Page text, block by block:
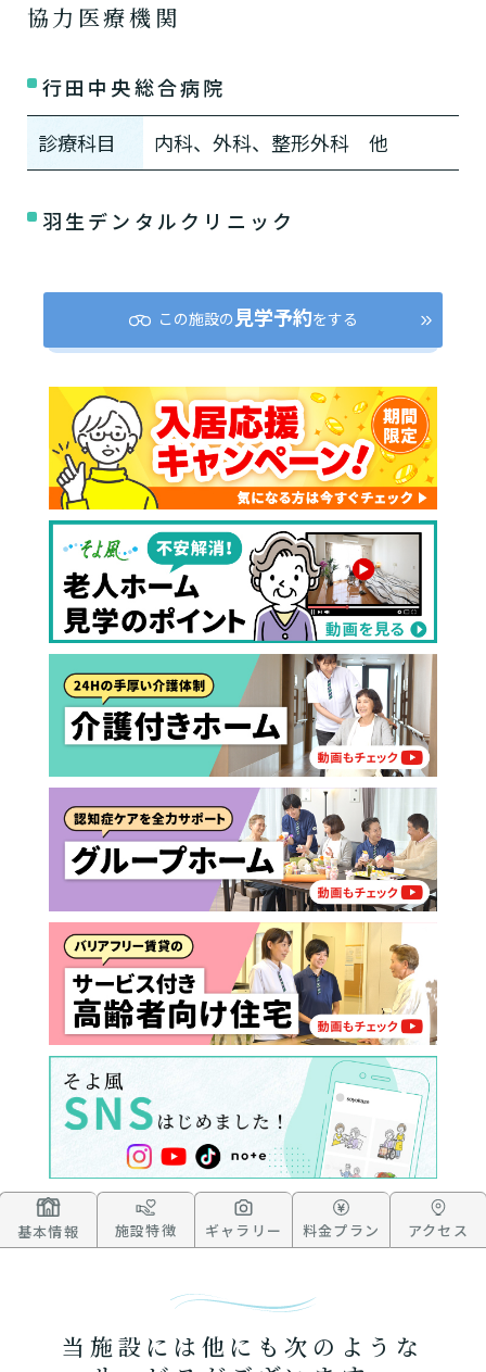
協力医療機関
行田中央総合病院
診療科目
内科、外科、整形外科 他
羽生デンタルクリニック
この施設の 見学予約をする
基本情報 施設特徴 ギャラリー 料金プラン アクセス
当施設には他にも次のような
あなたに適しているのは?
「どのサービスを使ったらいいのかわからな
最大4つの質問に答えていただくだけ
で、おすすめの介護保険サービスを紹介しま
す。
診断スタート
要介護１～５、いずれかの判定を受
けていますか？
はい
いいえ or
非該当(自立)
と判定された
を使いたいですか？
老人ホームなどの施設に移り住みた
いですか？
自宅で生活しながら
使いたい
施設へ移り住みたい
現在、日常生活を送るうえで誰かの
介護などサポートが必要ですか？
必要
たいですか？
介護施設へ通いたいですか？
通いたい
来てもらいたい
認知症の診断を受けていますか？
または物忘れなど認知症の疑いはあ
りますか？
はい
いいえ
一時的に宿泊したいですか？
一時的に宿泊したい
要支援１～２・要介護１～２です
か？
要介護３～５ですか？
要支援１～２
要介護１～２
要介護３～５